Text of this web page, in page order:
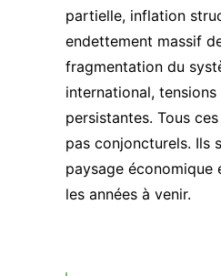
partielle, inflation
endettement massif
fragmentation du
international,
persistantes. Tous
pas conjoncturels. Ils
paysage économique
les années à venir.